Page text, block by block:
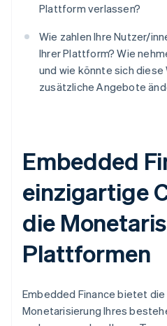
Plattform verlassen?
Wie zahlen Ihre Nutzer/
Ihrer Plattform? Wie
und wie könnte sich diese
zusätzliche Angebote
Embedded
einzigartige
die
Plattformen
Embedded Finance bietet
Monetarisierung Ihres
English
Belgien
Nederlands Français
Brasilien
Português
Bulgarien
Dänemark
Deutsch English
Estland